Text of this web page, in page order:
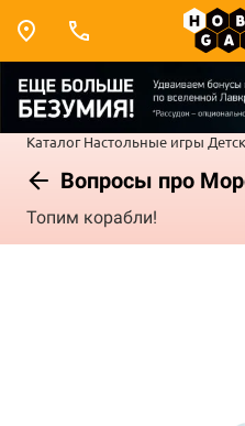
Каталог Настольные игры
Вопросы про
Топим корабли!